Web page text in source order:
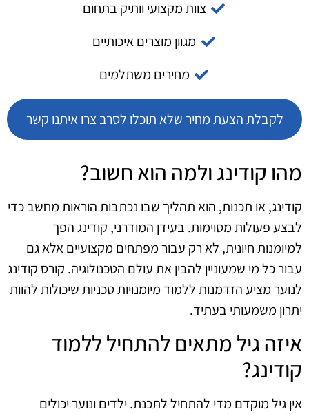
צוות מקצועי וותיק בתחום
מגוון מוצרים איכותיים
מחירים משתלמים
לקבלת הצעת מחיר שלא תוכלו לסרב צרו איתנו קשר
מהו קודינג ולמה הוא חשוב?
קודינג, או תכנות, הוא תהליך שבו נכתבות הוראות מחשב כדי
לבצע פעולות מסוימות. בעידן המודרני, קודינג הפך
למיומנות חיונית, לא רק עבור מפתחים מקצועיים אלא גם
עבור כל מי שמעוניין להבין את עולם הטכנולוגיה. קורס קודינג
לנוער מציע הזדמנות ללמוד מיומנויות טכניות שיכולות להוות
יתרון משמעותי בעתיד.
איזה גיל מתאים להתחיל ללמוד
קודינג?
אין גיל מוקדם מדי להתחיל לתכנת. ילדים ונוער יכולים